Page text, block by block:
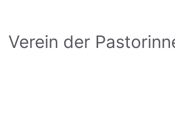
Verein der